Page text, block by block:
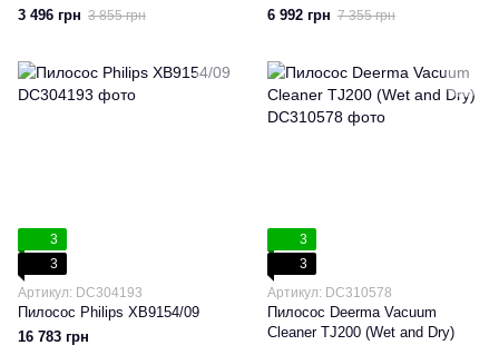
3 496 грн 3 855 грн
6 992 грн 7 355 грн
3
3
Артикул: DC304193
Пилосос Philips XB9154/09
16 783 грн
3
3
Артикул: DC310578
Пилосос Deerma Vacuum
Cleaner TJ200 (Wet and Dry)